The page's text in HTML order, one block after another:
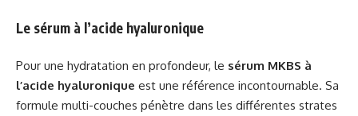
Le sérum à l’acide hyaluronique
Pour une hydratation en profondeur, le sérum MKBS à
l’acide hyaluronique est une référence incontournable. Sa
formule multi-couches pénètre dans les différentes strates